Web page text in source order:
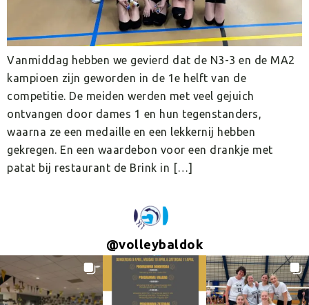
Vanmiddag hebben we gevierd dat de N3-3 en de MA2
kampioen zijn geworden in de 1e helft van de
competitie. De meiden werden met veel gejuich
ontvangen door dames 1 en hun tegenstanders,
waarna ze een medaille en een lekkernij hebben
gekregen. En een waardebon voor een drankje met
patat bij restaurant de Brink in […]
@volleybaldok